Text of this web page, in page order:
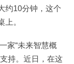
约10分钟，这个
上。
家“未来智慧概
持。近日，在这